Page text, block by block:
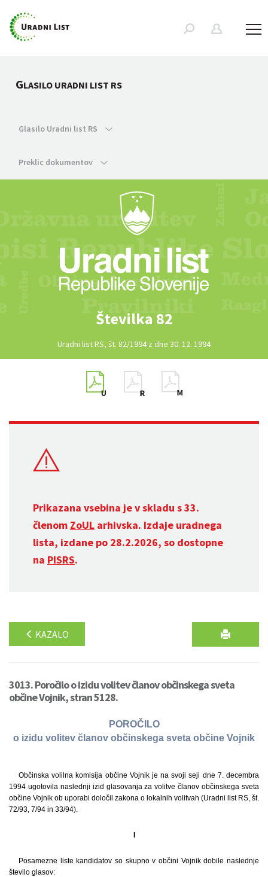
GLASILO URADNI LIST RS
Glasilo Uradni list RS
Preklic dokumentov
Številka 82
Uradni list RS, št. 82/1994 z dne 30. 12. 1994
Prikazana vsebina je v skladu s 33.
členom ZoUL arhivska. Izdaje uradnega
lista, izdane po 28.2.2026, so dostopne
na PISRS.
KAZALO
3013. Poročilo o izidu volitev članov občinskega sveta
občine Vojnik, stran 5128.
POROČILO
o izidu volitev članov občinskega sveta občine Vojnik
Občinska volilna komisija občine Vojnik je na svoji seji dne 7. decembra
1994 ugotovila naslednji izid glasovanja za volitve članov občinskega sveta
občine Vojnik ob uporabi določil zakona o lokalnih volitvah (Uradni list RS, št.
72/93, 7/94 in 33/94).
I
Posamezne liste kandidatov so skupno v občini Vojnik dobile naslednje
število glasov: